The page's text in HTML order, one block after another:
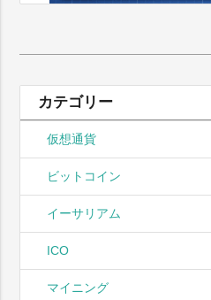
索:
カテゴリー
仮想通貨
ビットコイン
イーサリアム
ICO
マイニング